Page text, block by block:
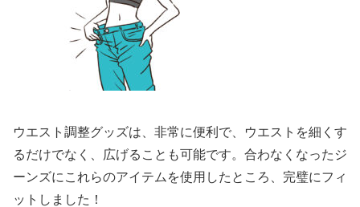
ウエスト調整グッズは、非常に便利で、ウエストを細くす
るだけでなく、広げることも可能です。合わなくなったジ
ーンズにこれらのアイテムを使用したところ、完璧にフィ
ットしました！